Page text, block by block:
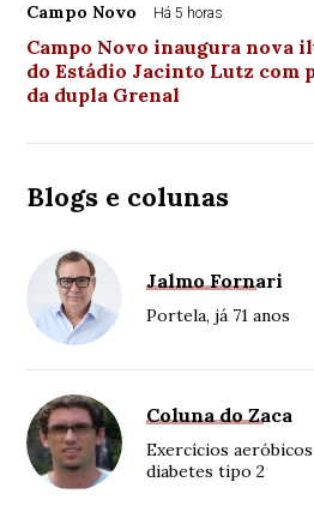
Campo Novo Há 5 horas
Campo Novo inaugura nova
do Estádio Jacinto Lutz com
da dupla Grenal
Blogs e colunas
Jalmo Fornari
Portela, já 71 anos
Coluna do Zaca
Exercícios
diabetes tipo 2